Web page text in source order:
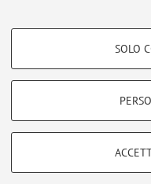
COOKIE DI
COOKIE TECNICI -
Si tratta di cookie tecnici
SOLO
Area riservata
Accedi tramiteloginper
Zamboni, 33 - 40126